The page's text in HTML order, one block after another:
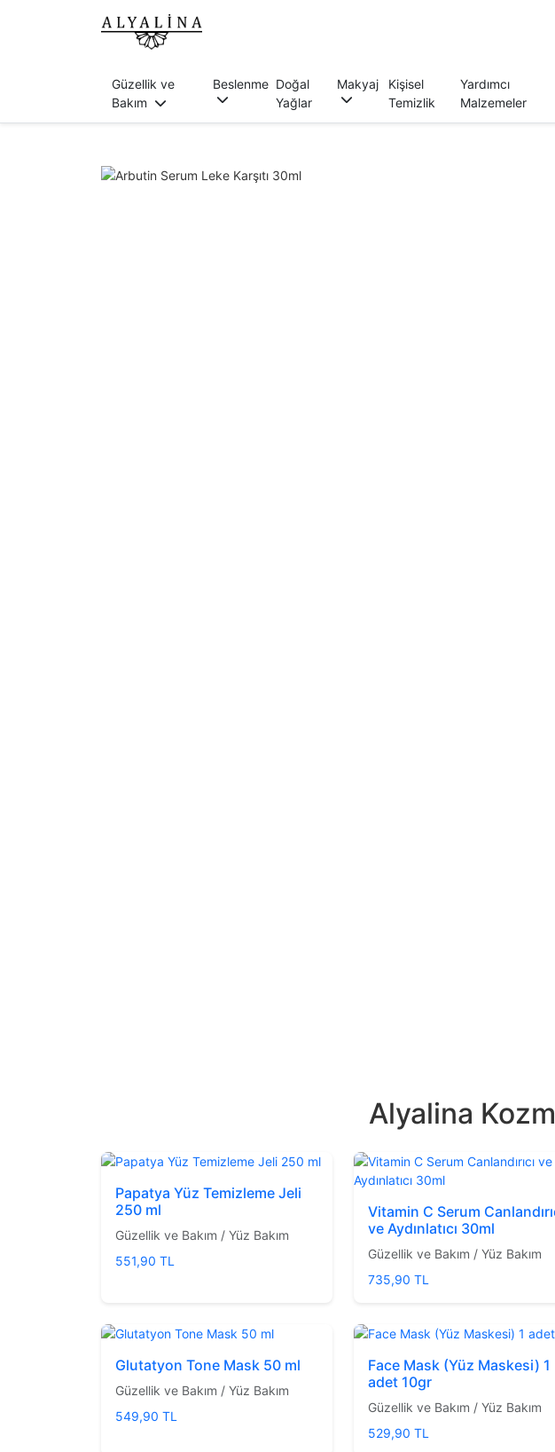
Güzellik ve
Bakım
Beslenme Doğal
Yağlar
Makyaj
Kişisel
Temizlik
Yardımcı
Malzemeler
Alyalina
Papatya Yüz Temizleme Jeli
250 ml
Güzellik ve Bakım / Yüz Bakım
551,90 TL
Vitamin C Serum
ve Aydınlatıcı 30ml
Güzellik ve Bakım / Yüz Bakım
735,90 TL
Glutatyon Tone Mask 50 ml
Güzellik ve Bakım / Yüz Bakım
549,90 TL
Face Mask (Yüz Maskesi) 1
adet 10gr
Güzellik ve Bakım / Yüz Bakım
529,90 TL